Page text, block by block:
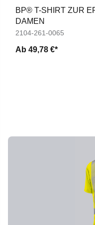
BP® T-SHIRT ZUR
DAMEN
2104-261-0065
Ab 49,78 €*